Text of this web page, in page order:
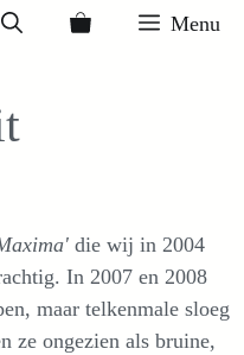
Menu
die wij in 2004
In 2007 en 2008
maar telkenmale sloeg
ze ongezien als bruine,